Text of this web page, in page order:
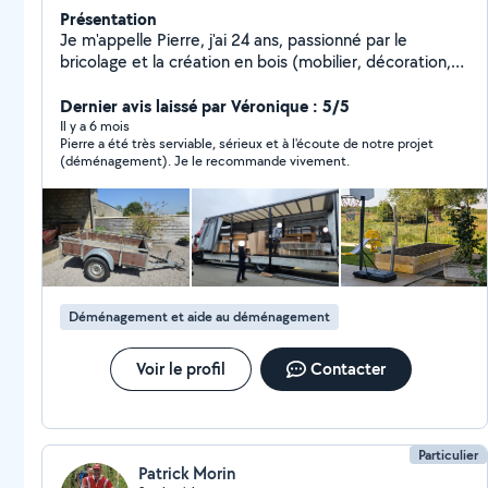
Présentation
Je m'appelle Pierre, j'ai 24 ans, passionné par le
bricolage et la création en bois (mobilier, décoration,
travaux du quotidien. Je suis sérieux, efficace et je suis
également véhiculé. N'hésitez pas à me contacter !
Dernier avis laissé par Véronique : 5/5
Il y a 6 mois
Pierre a été très serviable, sérieux et à l'écoute de notre projet
(déménagement). Je le recommande vivement.
Déménagement et aide au déménagement
Voir le profil Contacter
Particulier
Patrick Morin